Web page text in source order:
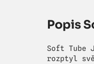
Popis
Soft Tube
rozptyl